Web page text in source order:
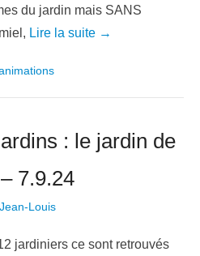
du jardin mais SANS
Lire la suite →
: le jardin de
7.9.24
Jean-Louis
jardiniers ce sont retrouvés